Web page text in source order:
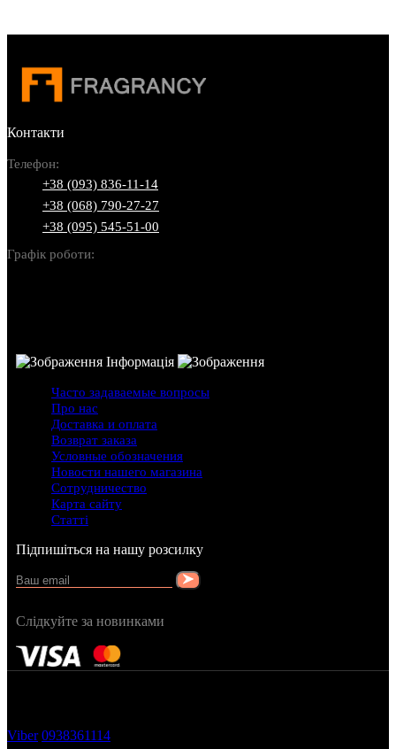
Контакти
Телефон:
+38 (093) 836-11-14
+38 (068) 790-27-27
+38 (095) 545-51-00
Графік роботи:
Інформація
Часто задаваемые вопросы
Про нас
Доставка и оплата
Возврат заказа
Условные обозначения
Новости нашего магазина
Сотрудничество
Карта сайту
Статті
Підпишіться на нашу розсилку
Слідкуйте за новинками
Viber 0938361114